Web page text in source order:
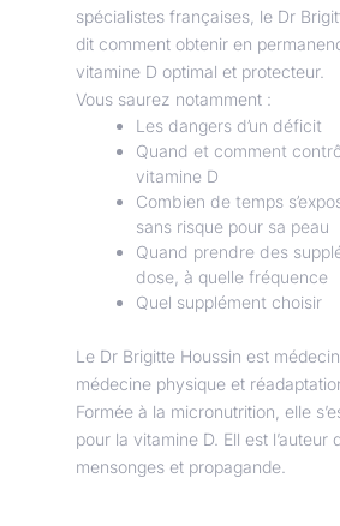
spécialistes françaises, le Dr
dit comment obtenir en
vitamine D optimal et protecteur.
Vous saurez notamment :
Les dangers d’un déficit
Quand et comment
vitamine D
Combien de temps
sans risque pour sa peau
Quand prendre des
dose, à quelle fréquence
Quel supplément choisir
Le Dr Brigitte Houssin est
médecine physique et
Formée à la micronutrition, elle
pour la vitamine D. Ell est l’auteur
mensonges et propagande.